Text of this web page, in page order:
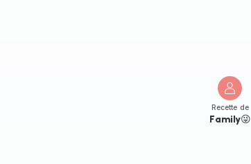
Recette de
Family😜